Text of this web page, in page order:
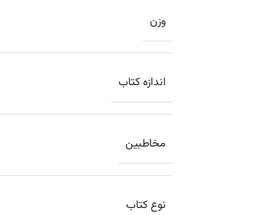
وزن
اندازه کتاب
مخاطبین
نوع کتاب